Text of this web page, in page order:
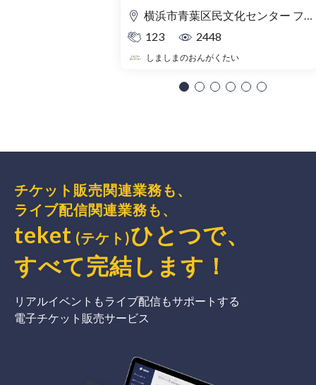
横浜市青葉区民文化センター フィリアホール
123
2448
しましまのおんがくたい
チケット販売関連業務も、
ライブ配信関連業務も、
teket (テケト)ひとつで、
すべて完結 します ！
リアルイベントもライブ配信もサポートする
電子チケット販売サービス